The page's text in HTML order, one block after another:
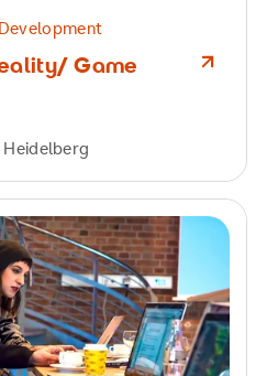
Game
Heidelberg